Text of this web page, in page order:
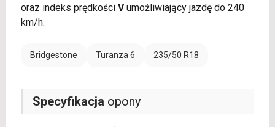
oraz indeks prędkości Vumożliwiający jazdę do 240
km/h.
Bridgestone Turanza 6 235/50 R18
Specyfikacja opony